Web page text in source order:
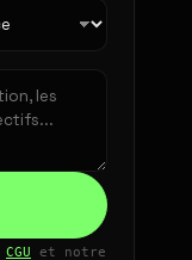
CGU et notre